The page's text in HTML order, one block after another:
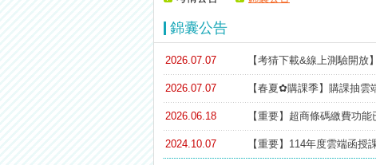
【注意】112年起高普不考「公文」／高
錦囊公告
2026.07.07 【考猜下載&線上測驗開
2026.07.07 【春夏✿購課季】購課抽雲
2026.06.18 【重要】超商條碼繳費功能
2024.10.07 【重要】114年度雲端函授